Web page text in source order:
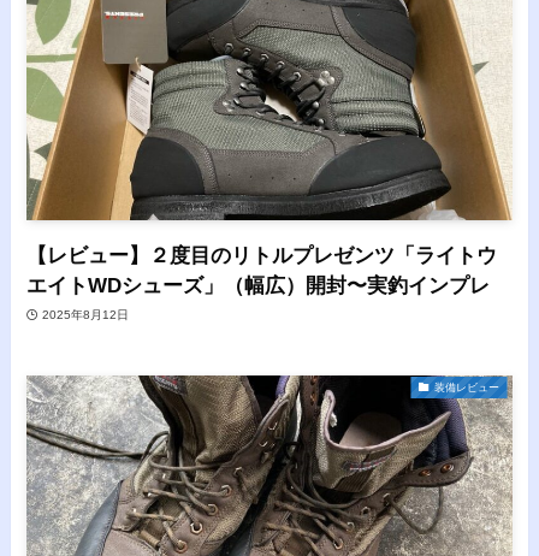
【レビュー】２度目のリトルプレゼンツ「ライトウ
エイトWDシューズ」（幅広）開封〜実釣インプレ
2025年8月12日
装備レビュー